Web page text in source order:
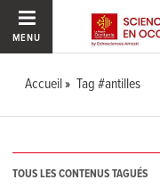
MENU
Accueil Tag #antilles
TOUS LES CONTENUS TAGUÉS